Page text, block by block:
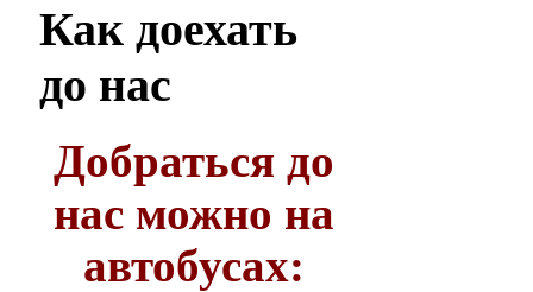
Как доехать
до нас
Добраться до
нас можно на
автобусах: